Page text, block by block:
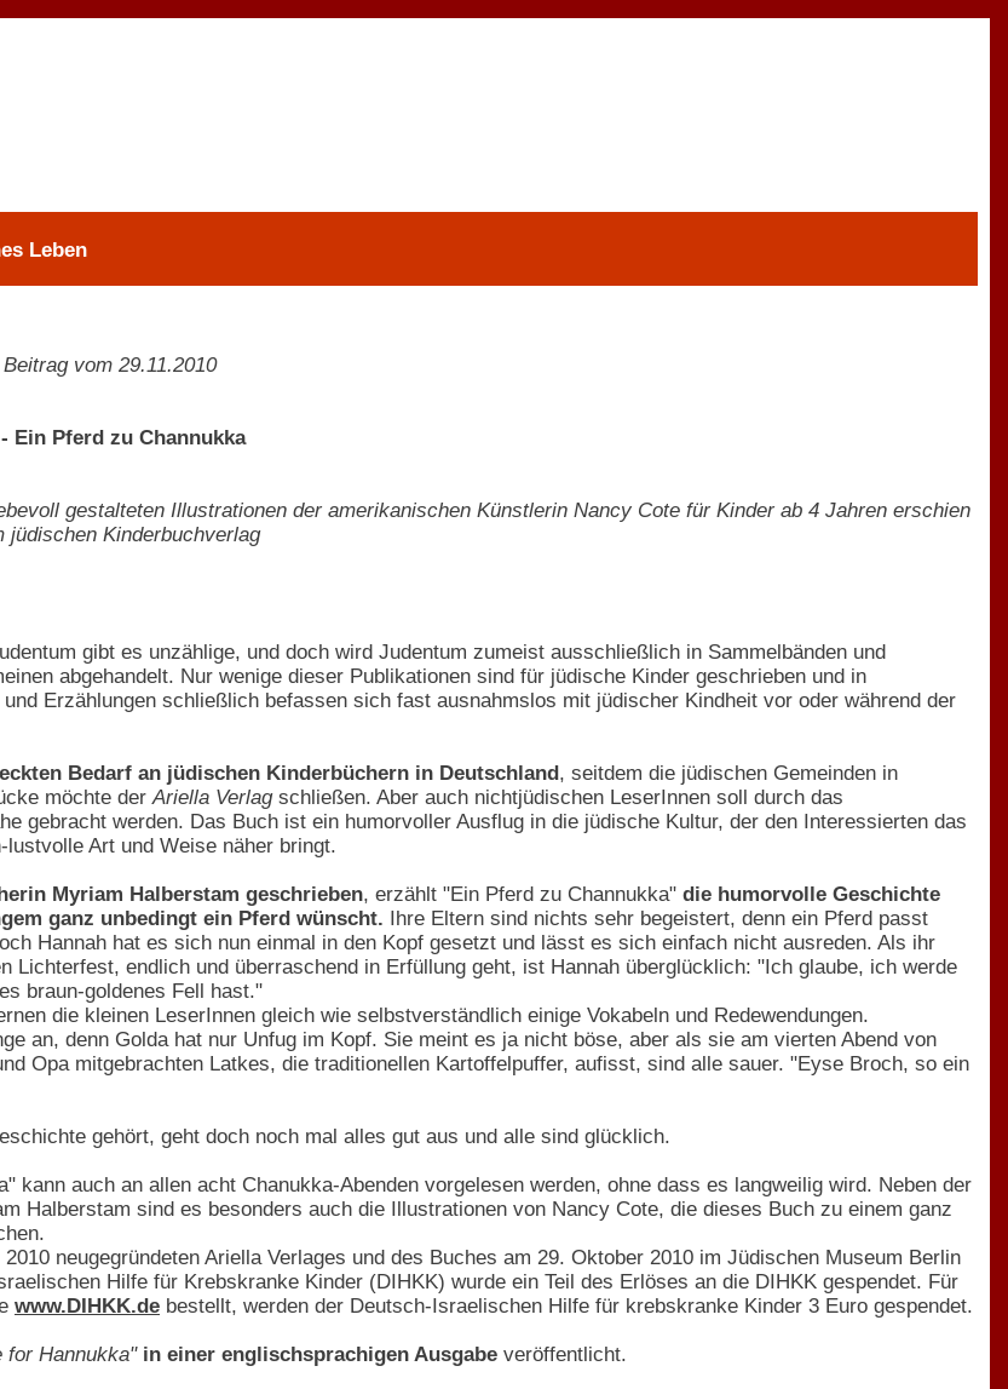
Leben
Beitrag vom 29.11.2010
Ein Pferd zu Channukka
gestalteten Illustrationen der amerikanischen Künstlerin Nancy Cote für Kinder ab 4 Jahren erschien
jüdischen Kinderbuchverlag
gibt es unzählige, und doch wird Judentum zumeist ausschließlich in Sammelbänden und
abgehandelt. Nur wenige dieser Publikationen sind für jüdische Kinder geschrieben und in
Erzählungen schließlich befassen sich fast ausnahmslos mit jüdischer Kindheit vor oder während der
Bedarf an jüdischen Kinderbüchern in Deutschland, seitdem die jüdischen Gemeinden in
möchte derAriella Verlagschließen. Aber auch nichtjüdischen LeserInnen soll durch das
gebracht werden. Das Buch ist ein humorvoller Ausflug in die jüdische Kultur, der den Interessierten das
Art und Weise näher bringt.
Myriam Halberstam geschrieben, erzählt "Ein Pferd zu Channukka" die humorvolle Geschichte
ganz unbedingt ein Pferd wünscht. Ihre Eltern sind nichts sehr begeistert, denn ein Pferd passt
Hannah hat es sich nun einmal in den Kopf gesetzt und lässt es sich einfach nicht ausreden. Als ihr
Lichterfest, endlich und überraschend in Erfüllung geht, ist Hannah überglücklich: "Ich glaube, ich werde
braun-goldenes Fell hast."
die kleinen LeserInnen gleich wie selbstverständlich einige Vokabeln und Redewendungen.
an, denn Golda hat nur Unfug im Kopf. Sie meint es ja nicht böse, aber als sie am vierten Abend von
Opa mitgebrachten Latkes, die traditionellen Kartoffelpuffer, aufisst, sind alle sauer. "Eyse Broch, so ein
gehört, geht doch noch mal alles gut aus und alle sind glücklich.
kann auch an allen acht Chanukka-Abenden vorgelesen werden, ohne dass es langweilig wird. Neben der
Halberstam sind es besonders auch die Illustrationen von Nancy Cote, die dieses Buch zu einem ganz
neugegründeten Ariella Verlages und des Buches am 29. Oktober 2010 im Jüdischen Museum Berlin
Hilfe für Krebskranke Kinder (DIHKK) wurde ein Teil des Erlöses an die DIHKK gespendet. Für
www.DIHKK.de bestellt, werden der Deutsch-Israelischen Hilfe für krebskranke Kinder 3 Euro gespendet.
for Hannukka"in einer englischsprachigen Ausgabe veröffentlicht.